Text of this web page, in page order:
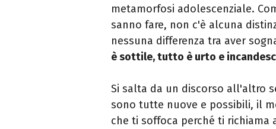
metamorfosi adolescenziale.
sanno fare, non c'è alcuna
nessuna differenza tra aver
è sottile, tutto è urto e
Si salta da un discorso all'altro
sono tutte nuove e possibili, il
che ti soffoca perché ti